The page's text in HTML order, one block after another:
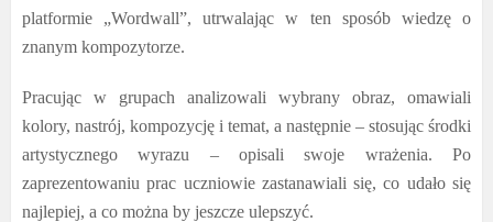
platformie „Wordwall”, utrwalając w ten sposób wiedzę o
znanym kompozytorze.
Pracując w grupach analizowali wybrany obraz, omawiali
kolory, nastrój, kompozycję i temat, a następnie – stosując środki
artystycznego wyrazu – opisali swoje wrażenia. Po
zaprezentowaniu prac uczniowie zastanawiali się, co udało się
najlepiej, a co można by jeszcze ulepszyć.